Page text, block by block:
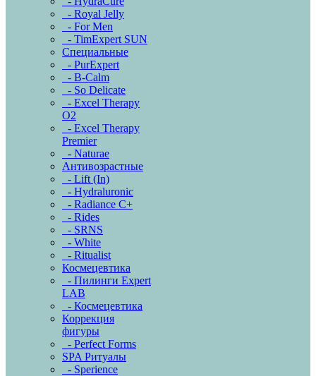
- Royal Jelly
- For Men
- TimExpert SUN
Специальные
- PurExpert
- B-Calm
- So Delicate
- Excel Therapy
O2
- Excel Therapy
Premier
- Naturae
Антивозрастные
- Lift (In)
- Hydraluronic
- Radiance C+
- Rides
- SRNS
- White
- Ritualist
Космецевтика
- Пилинги Expert
LAB
- Космецевтика
Коррекция
фигуры
- Perfect Forms
SPA Ритуалы
- Sperience